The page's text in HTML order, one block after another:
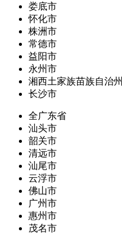
娄底市
怀化市
株洲市
常德市
益阳市
永州市
湘西土家族苗族自治州
长沙市
全广东省
汕头市
韶关市
清远市
汕尾市
云浮市
佛山市
广州市
惠州市
茂名市